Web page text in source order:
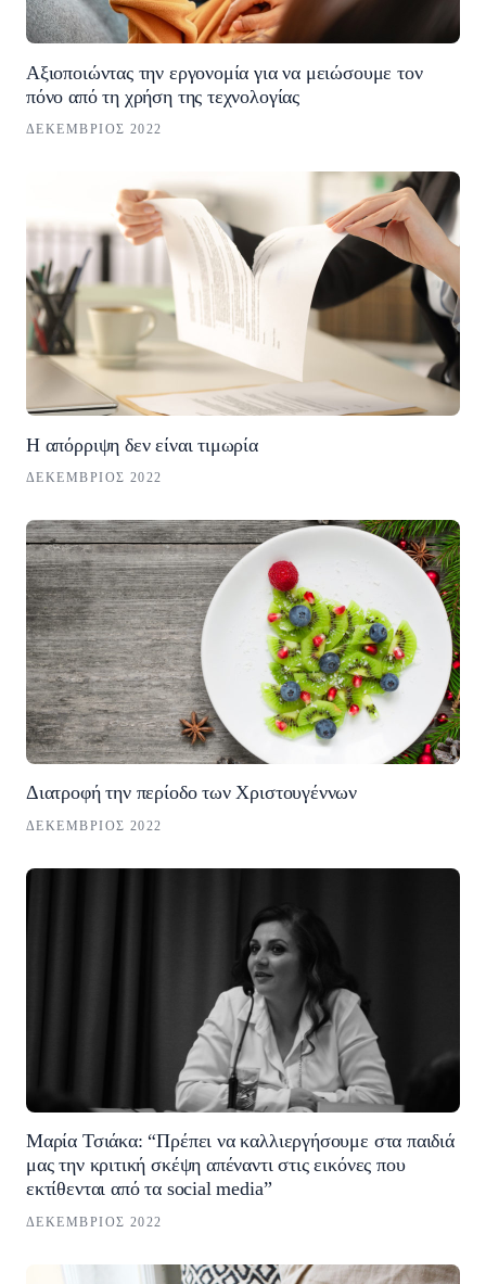
Αξιοποιώντας την εργονομία για να μειώσουμε τον
πόνο από τη χρήση της τεχνολογίας
ΔΕΚΈΜΒΡΙΟΣ 2022
Η απόρριψη δεν είναι τιμωρία
ΔΕΚΈΜΒΡΙΟΣ 2022
Διατροφή την περίοδο των Χριστουγέννων
ΔΕΚΈΜΒΡΙΟΣ 2022
Μαρία Τσιάκα: “Πρέπει να καλλιεργήσουμε στα παιδιά
μας την κριτική σκέψη απέναντι στις εικόνες που
εκτίθενται από τα social media”
ΔΕΚΈΜΒΡΙΟΣ 2022